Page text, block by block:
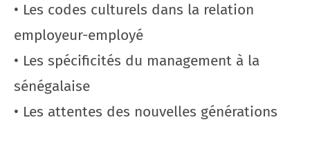
• Les codes culturels dans la relation
employeur-employé
• Les spécificités du management à la
sénégalaise
• Les attentes des nouvelles générations